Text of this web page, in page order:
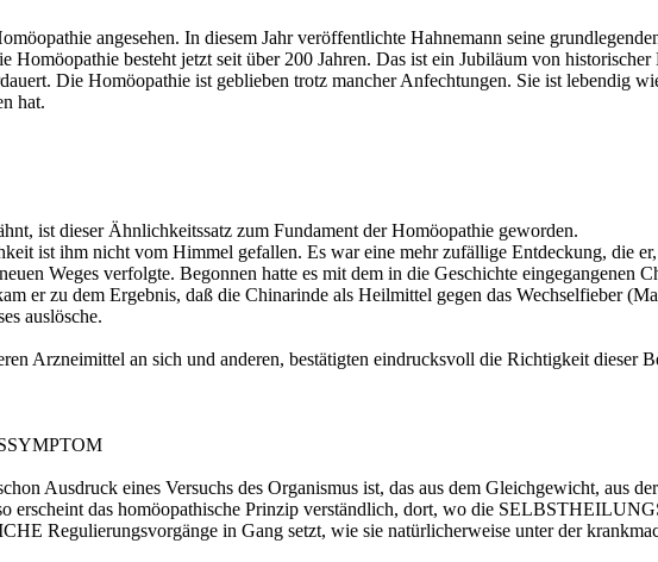
angesehen. In diesem Jahr veröffentlichte Hahnemann seine
besteht jetzt seit über 200 Jahren. Das ist ein Jubiläum von
Die Homöopathie ist geblieben trotz mancher Anfechtungen. Sie ist lebendig
hat.
ist dieser Ähnlichkeitssatz zum Fundament der Homöopathie geworden.
ist ihm nicht vom Himmel gefallen. Es war eine mehr zufällige Entdeckung, die
Weges verfolgte. Begonnen hatte es mit dem in die Geschichte eingegangenen
er zu dem Ergebnis, daß die Chinarinde als Heilmittel gegen das Wechselfieber
auslösche.
Arzneimittel an sich und anderen, bestätigten eindrucksvoll die Richtigkeit dieser
Ausdruck eines Versuchs des Organismus ist, das aus dem Gleichgewicht, aus
erscheint das homöopathische Prinzip verständlich, dort, wo die
Regulierungsvorgänge in Gang setzt, wie sie natürlicherweise unter der